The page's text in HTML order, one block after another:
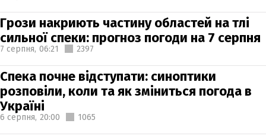
Грози накриють частину областей на тлі
сильної спеки: прогноз погоди на 7 серпня
7 серпня, 06:21 2397
Спека почне відступати: синоптики
розповіли, коли та як зміниться погода в
Україні
6 серпня, 20:00 1065